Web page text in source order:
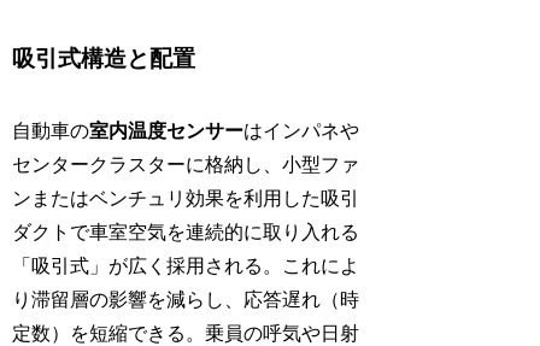
吸引式構造と配置
自動車の室内温度センサーはインパネや
センタークラスターに格納し、小型ファ
ンまたはベンチュリ効果を利用した吸引
ダクトで車室空気を連続的に取り入れる
「吸引式」が広く採用される。これによ
り滞留層の影響を減らし、応答遅れ（時
定数）を短縮できる。乗員の呼気や日射